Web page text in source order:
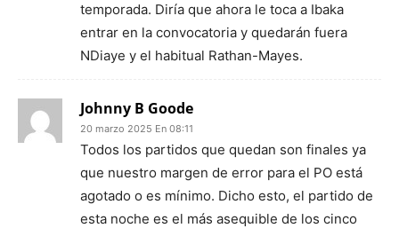
temporada. Diría que ahora le toca a Ibaka
entrar en la convocatoria y quedarán fuera
NDiaye y el habitual Rathan-Mayes.
Johnny B Goode
20 marzo 2025 En 08:11
Todos los partidos que quedan son finales ya
que nuestro margen de error para el PO está
agotado o es mínimo. Dicho esto, el partido de
esta noche es el más asequible de los cinco